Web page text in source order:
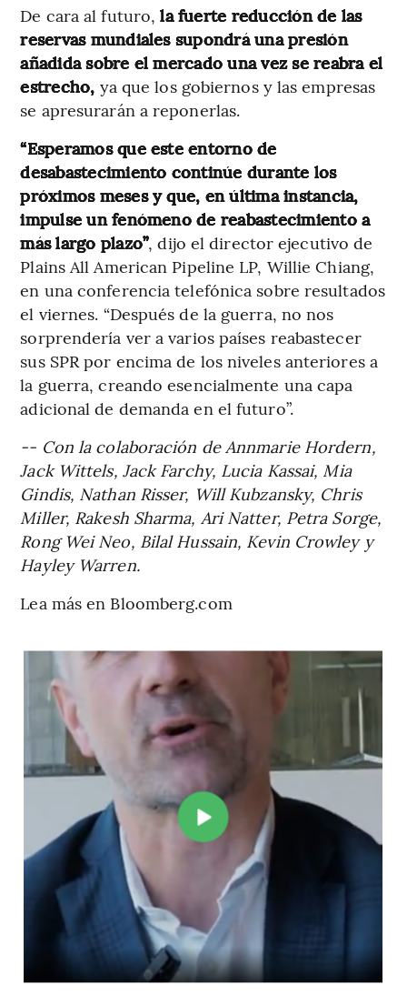
De cara al futuro,la fuerte reducción de las
reservas mundiales supondrá una presión
añadida sobre el mercado una vez se reabra el
estrecho, ya que los gobiernos y las empresas
se apresurarán a reponerlas.
“Esperamos que este entorno de
desabastecimiento continúe durante los
próximos meses y que, en última instancia,
impulse un fenómeno de reabastecimiento a
más largo plazo”, dijo el director ejecutivo de
Plains All American Pipeline LP, Willie Chiang,
en una conferencia telefónica sobre resultados
el viernes. “Después de la guerra, no nos
sorprendería ver a varios países reabastecer
sus SPR por encima de los niveles anteriores a
la guerra, creando esencialmente una capa
adicional de demanda en el futuro”.
-- Con la colaboración de Annmarie Hordern,
Jack Wittels, Jack Farchy, Lucia Kassai, Mia
Gindis, Nathan Risser, Will Kubzansky, Chris
Miller, Rakesh Sharma, Ari Natter, Petra Sorge,
Rong Wei Neo, Bilal Hussain, Kevin Crowley y
Hayley Warren.
Lea más en Bloomberg.com